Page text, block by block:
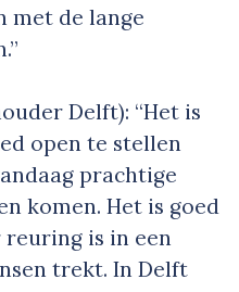
met de lange
Delft): “Het is
open te stellen
prachtige
komen. Het is goed
is in een
trekt. In Delft